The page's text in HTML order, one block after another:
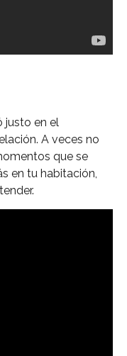
justo en el
A veces no
que se
en tu habitación,